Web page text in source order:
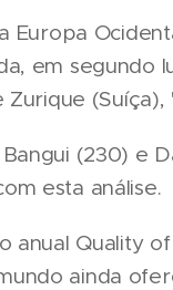
Europa
em segundo
Zurique (Suíça),
(230) e
esta análise.
anual Quality
ainda